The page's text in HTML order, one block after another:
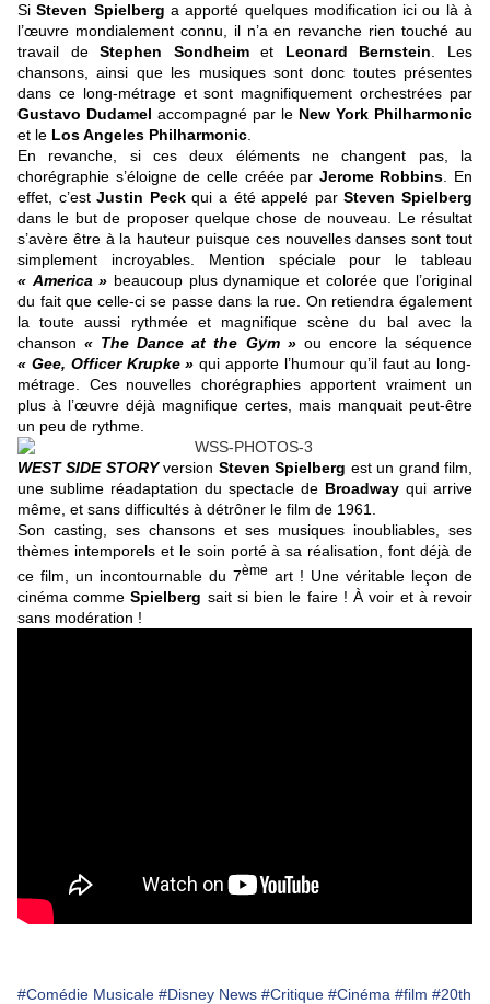
Si Steven Spielberg a apporté quelques modification ici ou là à
l’œuvre mondialement connu, il n’a en revanche rien touché au
travail deStephen Sondheimet Leonard Bernstein . Les
chansons, ainsi que les musiques sont donc toutes présentes
dans ce long-métrage et sont magnifiquement orchestrées par
Gustavo Dudamel accompagné par le New York Philharmonic
et le Los Angeles Philharmonic
En revanche, si ces deux éléments ne changent pas, la
chorégraphie s’éloigne de celle créée par Jerome Robbins . En
effet, c’estJustin Peckqui a été appelé parSteven Spielberg
dans le but de proposer quelque chose de nouveau. Le résultat
s’avère être à la hauteur puisque ces nouvelles danses sont tout
simplement incroyables. Mention spéciale pour le tableau
« America » beaucoup plus dynamique et colorée que l’original
du fait que celle-ci se passe dans la rue. On retiendra également
la toute aussi rythmée et magnifique scène du bal avec la
chanson« The Dance at the Gym »ou encore la séquence
« Gee, Officer Krupke » qui apporte l’humour qu’il faut au long-
métrage. Ces nouvelles chorégraphies apportent vraiment un
plus à l’œuvre déjà magnifique certes, mais manquait peut-être
un peu de rythme.
WEST SIDE STORYversion Steven Spielberg est un grand film,
une sublime réadaptation du spectacle de Broadway qui arrive
même, et sans difficultés à détrôner le film de 1961.
Son casting, ses chansons et ses musiques inoubliables, ses
thèmes intemporels et le soin porté à sa réalisation, font déjà de
ce film, un incontournable du 7ème art ! Une véritable leçon de
cinéma commeSpielberg sait si bien le faire ! À voir et à revoir
sans modération !
#Comédie Musicale #Disney News #Critique #Cinéma #film #20th